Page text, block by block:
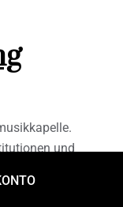
und
Webseiten,